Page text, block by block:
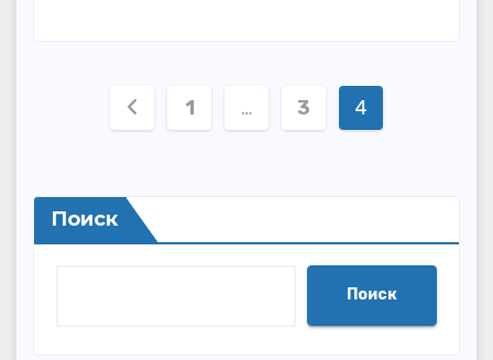
Пагинация
1 … 3 4
Поиск
Поиск